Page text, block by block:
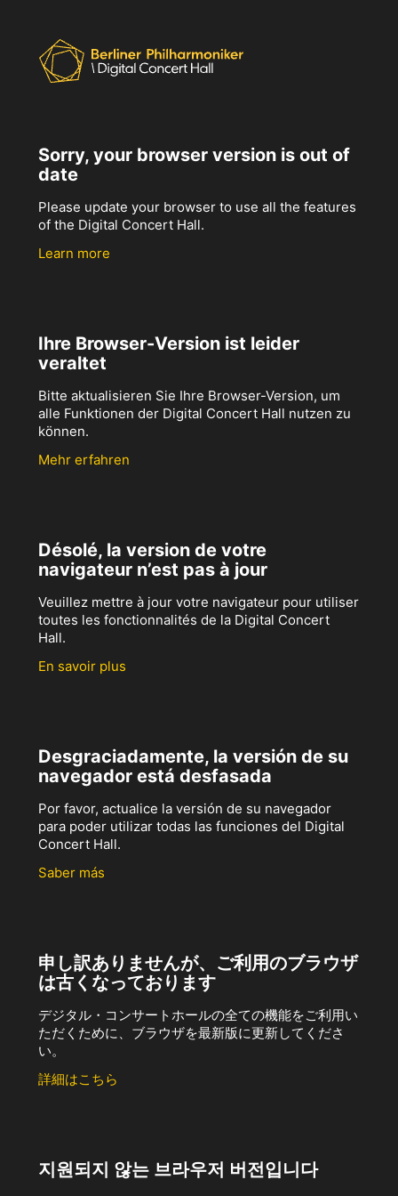
Sorry, your browser version is out of
date
Please update your browser to use all the features
of the Digital Concert Hall.
Learn more
Ihre Browser-Version ist leider
veraltet
Bitte aktualisieren Sie Ihre Browser-Version, um
alle Funktionen der Digital Concert Hall nutzen zu
können.
Mehr erfahren
Désolé, la version de votre
navigateur n’est pas à jour
Veuillez mettre à jour votre navigateur pour utiliser
toutes les fonctionnalités de la Digital Concert
Hall.
En savoir plus
Desgraciadamente, la versión de su
navegador está desfasada
Por favor, actualice la versión de su navegador
para poder utilizar todas las funciones del Digital
Concert Hall.
Saber más
申し訳ありませんが、ご利用のブラウザ
は古くなっております
デジタル・コンサートホールの全ての機能をご利用い
ただくために、ブラウザを最新版に更新してくださ
い。
詳細はこちら
지원되지 않는 브라우저 버전입니다